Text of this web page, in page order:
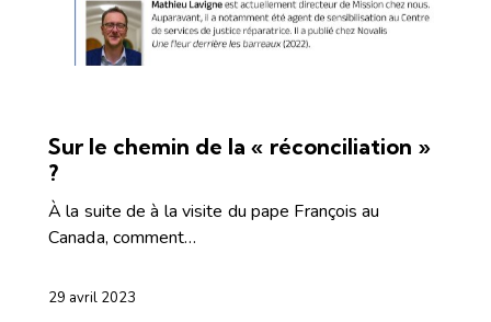
Sur le chemin de la « réconciliation »
?
À la suite de à la visite du pape François au
Canada, comment…
29 avril 2023